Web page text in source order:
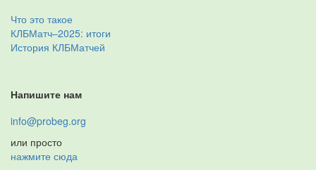
Что это такое
КЛБМатч–2025: итоги
История КЛБМатчей
Напишите нам
info@probeg.org
или просто
нажмите сюда